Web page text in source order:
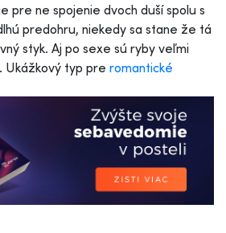
pre ne spojenie dvoch duší spolu s
predohru, niekedy sa stane že tá
styk. Aj po sexe sú ryby veľmi
Ukážkový typ pre romantické